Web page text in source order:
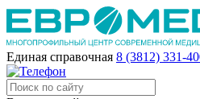
Единая справочная 8 (3812) 331-